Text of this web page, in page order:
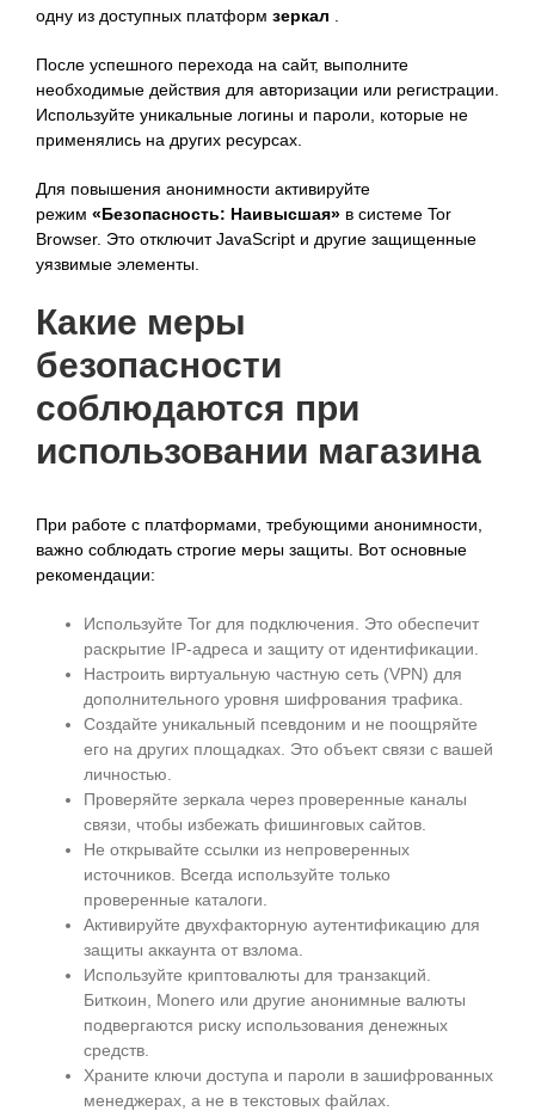
одну из доступных платформ зеркал
После успешного перехода на сайт, выполните
необходимые действия для авторизации или регистрации.
Используйте уникальные логины и пароли, которые не
применялись на других ресурсах.
Для повышения анонимности активируйте
режим «Безопасность: Наивысшая» в системе Tor
Browser. Это отключит JavaScript и другие защищенные
уязвимые элементы.
Какие меры
безопасности
соблюдаются при
использовании магазина
При работе с платформами, требующими анонимности,
важно соблюдать строгие меры защиты. Вот основные
рекомендации:
Используйте Tor для подключения. Это обеспечит
раскрытие IP-адреса и защиту от идентификации.
Настроить виртуальную частную сеть (VPN) для
дополнительного уровня шифрования трафика.
Создайте уникальный псевдоним и не поощряйте
его на других площадках. Это объект связи с вашей
личностью.
Проверяйте зеркала через проверенные каналы
связи, чтобы избежать фишинговых сайтов.
Не открывайте ссылки из непроверенных
источников. Всегда используйте только
проверенные каталоги.
Активируйте двухфакторную аутентификацию для
защиты аккаунта от взлома.
Используйте криптовалюты для транзакций.
Биткоин, Monero или другие анонимные валюты
подвергаются риску использования денежных
средств.
Храните ключи доступа и пароли в зашифрованных
менеджерах, а не в текстовых файлах.